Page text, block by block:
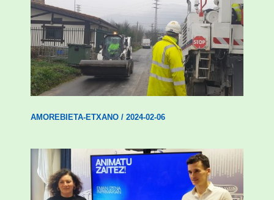
Amorebieta-Etxanok auzoak hobetzeko
plan integrala ezarri du
AMOREBIETA-ETXANO/ 2024-02-06